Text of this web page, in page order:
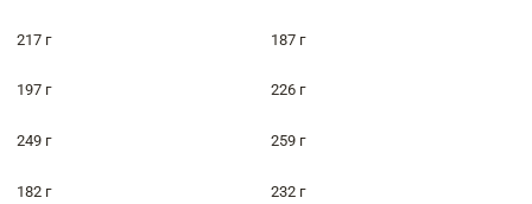
217 г 187 г
197 г 226 г
249 г 259 г
182 г 232 г